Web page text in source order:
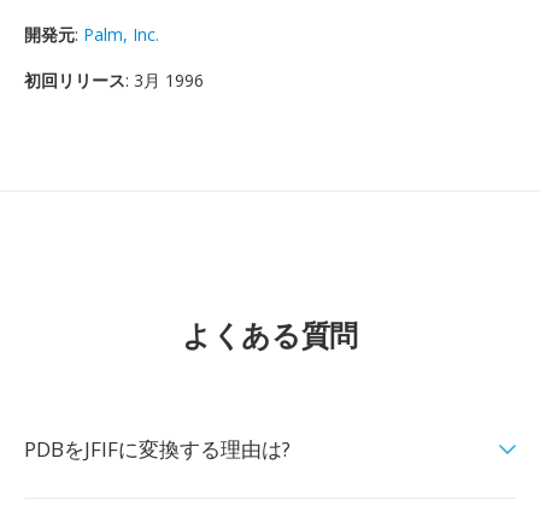
開発元: Palm, Inc.
初回リリース: 3月 1996
よくある質問
PDBをJFIFに変換する理由は?